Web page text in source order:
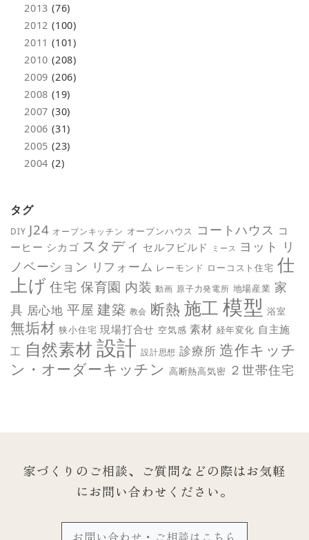
2013 (76)
2012 (100)
2011 (101)
2010 (208)
2009 (206)
2008 (19)
2007 (30)
2006 (31)
2005 (23)
2004 (2)
タグ
DIY J24 オープンキッチン オープンハウス コートハウス コ
ーヒー シカゴ スタディ セルフビルド ミース ヨット リ
ノベーション リフォーム レーモンド ローコスト住宅 仕
上げ 住宅 保育園 内装 動画 原子力発電所 地場産業 家
具 居心地 平屋 建築 教会 断熱 施工 模型 浴室
無垢材 狭小住宅 現場打合せ 空気感 素材 経年変化 自主施
工 自然素材 設計 設計思想 診療所 造作キッチ
ン・オーダーキッチン 高断熱高気密 ２世帯住宅
家づくりのご相談、ご質問などの際はお気軽
にお問い合わせください。
お問い合わせ・ご相談はこちら